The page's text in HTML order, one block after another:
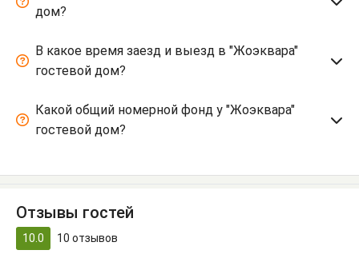
дом?
В какое время заезд и выезд в "Жоэквара"
гостевой дом?
Какой общий номерной фонд у "Жоэквара"
гостевой дом?
Отзывы гостей
10.0 10 отзывов